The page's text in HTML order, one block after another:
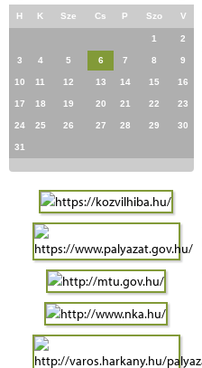
H K Sze Cs P Szo V
1 2
3 4 5 6 7 8 9
10 11 12 13 14 15 16
17 18 19 20 21 22 23
24 25 26 27 28 29 30
31